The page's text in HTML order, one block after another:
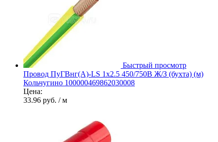
Быстрый просмотр
Провод ПуГВнг(А)-LS 1х2.5 450/750В Ж/З (бухта) (м)
Кольчугино 100000469862030008
Цена:
33.96 руб. / м